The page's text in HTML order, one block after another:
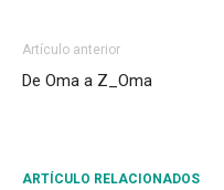
Artículo anterior
De Oma a Z_Oma
ARTÍCULO RELACIONADOS